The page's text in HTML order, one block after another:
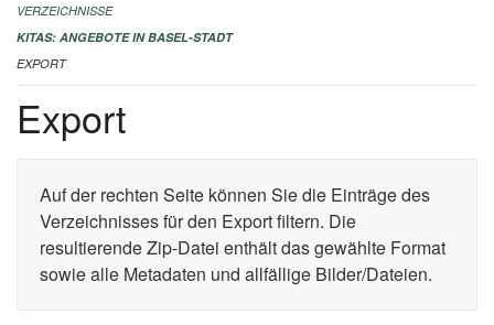
IMPRESSUM
VERZEICHNISSE
KITAS: ANGEBOTE IN BASEL-STADT
EXPORT
Export
Auf der rechten Seite können Sie die Einträge des
Verzeichnisses für den Export filtern. Die
resultierende Zip-Datei enthält das gewählte Format
sowie alle Metadaten und allfällige Bilder/Dateien.